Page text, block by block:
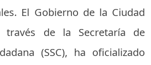
El Gobierno de la Ciudad
través de la Secretaría de
(SSC), ha oficializado